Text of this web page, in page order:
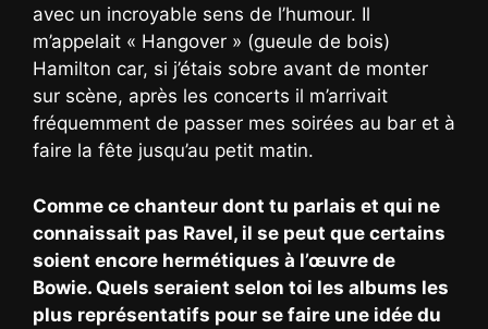
avec un incroyable sens de l’humour. Il
m’appelait « Hangover » (gueule de bois)
Hamilton car, si j’étais sobre avant de monter
sur scène, après les concerts il m’arrivait
fréquemment de passer mes soirées au bar et à
faire la fête jusqu’au petit matin.
Comme ce chanteur dont tu parlais et qui ne
connaissait pas Ravel, il se peut que certains
soient encore hermétiques à l’œuvre de
Bowie. Quels seraient selon toi les albums les
plus représentatifs pour se faire une idée du